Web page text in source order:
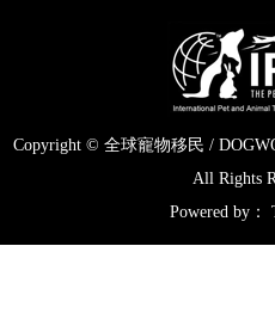
Copyright © 全球寵物移民 /
All Rights
Powered by：